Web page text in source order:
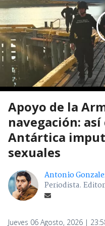
Apoyo de la
navegación: así
Antártica
sexuales
Antonio
Periodista.
Jueves 06 Agosto, 2026 |